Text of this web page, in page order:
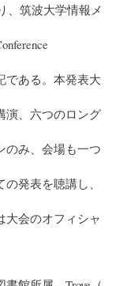
、筑波大学情報メ
である。本発表大
演、六つのロング
のみ、会場も一つ
発表を聴講し、
大会のオフィシャ